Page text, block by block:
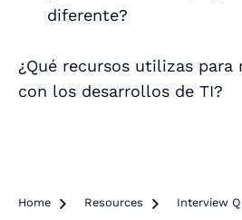
diferente?
¿Qué recursos utilizas
con los desarrollos de TI?
Home  Resources  Interview